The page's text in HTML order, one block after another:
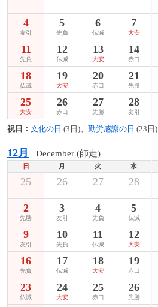
4
友引
5
先負
6
仏滅
7
大安
11
先負
12
仏滅
13
大安
14
赤口
18
仏滅
19
大安
20
赤口
21
先勝
25
大安
26
赤口
27
先勝
28
友引
祝日： 文化の日 (3日)、 勤労感謝の日 (23日)
12月 December (師走)
日 月 火 水
25 26 27 28
2
先勝
3
友引
4
先負
5
仏滅
9
友引
10
先負
11
仏滅
12
大安
16
先負
17
仏滅
18
大安
19
赤口
23
仏滅
24
大安
25
赤口
26
先勝